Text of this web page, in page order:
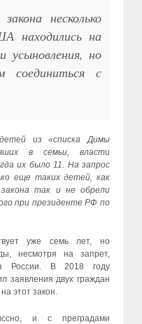
несколько
находились на
усыновления, но
соединиться с
из «списка Димы
в семьи, власти
их было 11. На запрос
еще таких детей, как
так и не обрели
при президенте РФ по
уже семь лет, но
несмотря на запрет,
России. В 2018 году
заявления двух граждан
этот закон.
и с преградами